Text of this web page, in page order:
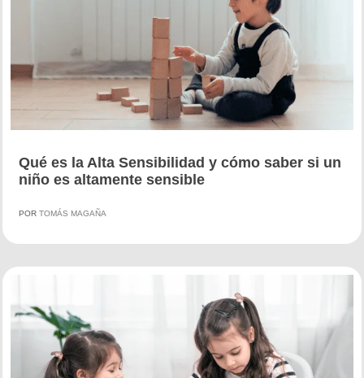
Qué es la Alta Sensibilidad y cómo saber si un
niño es altamente sensible
POR TOMÁS MAGAÑA